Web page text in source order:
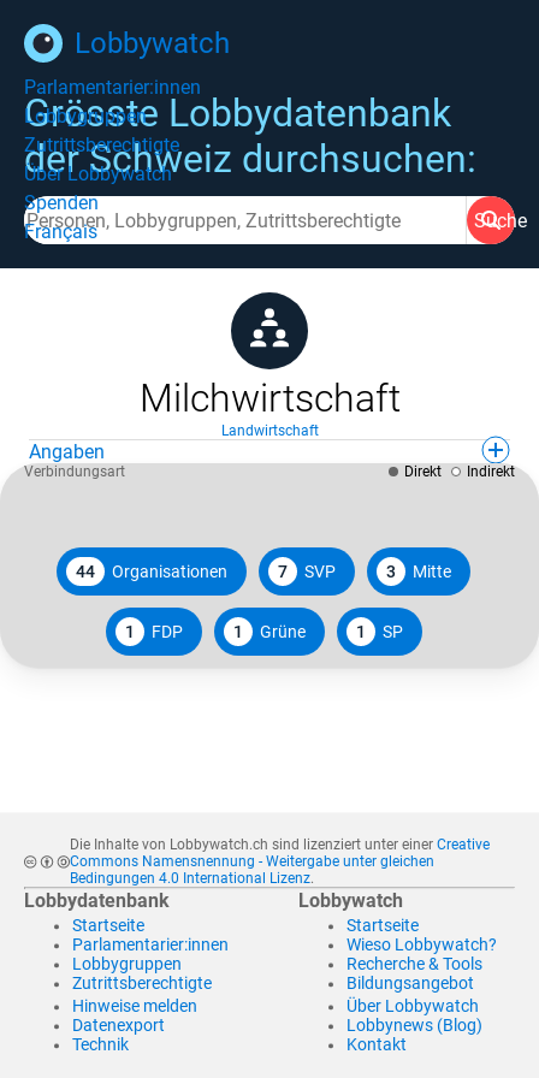
Lobbywatch
Parlamentarier:innen
Lobbygruppen
Zutrittsberechtigte
Über Lobbywatch
Spenden
Français
Grösste Lobbydatenbank
der Schweiz durchsuchen:
Suche
Milchwirtschaft
Landwirtschaft
Angaben
44 Organisationen 7 SVP 3 Mitte
1 FDP 1 Grüne 1 SP
Verbindungsart Direkt Indirekt
Die Inhalte von Lobbywatch.ch sind lizenziert unter einer Creative
Commons Namensnennung - Weitergabe unter gleichen
Bedingungen 4.0 International Lizenz.
Lobbydatenbank
Startseite
Parlamentarier:innen
Lobbygruppen
Zutrittsberechtigte
Hinweise melden
Datenexport
Technik
Lobbywatch
Startseite
Wieso Lobbywatch?
Recherche & Tools
Bildungsangebot
Über Lobbywatch
Lobbynews (Blog)
Kontakt